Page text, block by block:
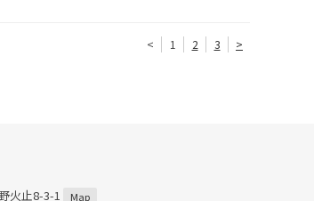
< 1 2 3 >
火止8-3-1 Map